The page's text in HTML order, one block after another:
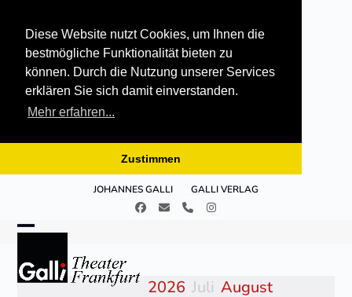
Diese Website nutzt Cookies, um Ihnen die
bestmögliche Funktionalität bieten zu
können. Durch die Nutzung unserer Services
erklären Sie sich damit einverstanden.
Mehr erfahren...
Zustimmen
JOHANNES GALLI GALLI VERLAG
Facebook
E- TelefonInstagram
mobile
mobile
2026 Juli August